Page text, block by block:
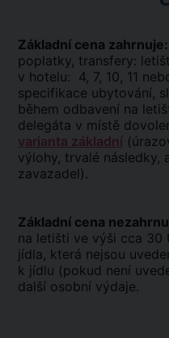
Základní cena zahrnuje:
poplatky, transfery:
v hotelu: 4, 7, 10, 11
specifikace ubytování,
během odbavení na
delegáta v místě
varianta základní
výlohy, trvalé následky,
zavazadel).
Základní cena
na letišti ve výši cca 30
jídla, která nejsou
k jídlu (pokud není
další osobní výdaje.